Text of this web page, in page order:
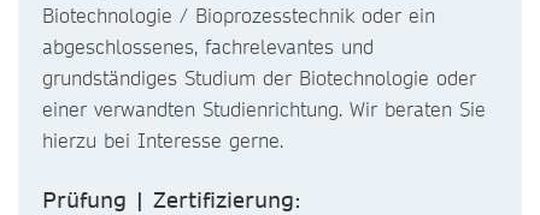
Biotechnologie / Bioprozesstechnik oder ein
abgeschlossenes, fachrelevantes und
grundständiges Studium der Biotechnologie oder
einer verwandten Studienrichtung. Wir beraten Sie
hierzu bei Interesse gerne.
Prüfung | Zertifizierung: